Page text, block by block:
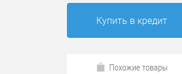
Купить в кредит
Похожие товары